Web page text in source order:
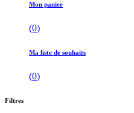
Mon panier
(0)
Ma liste de souhaits
(0)
Filtres